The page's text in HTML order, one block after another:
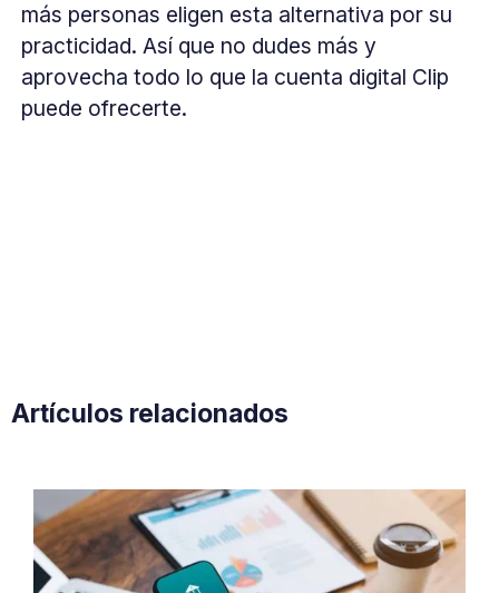
más personas eligen esta alternativa por su
practicidad. Así que no dudes más y
aprovecha todo lo que la cuenta digital Clip
puede ofrecerte.
Artículos relacionados